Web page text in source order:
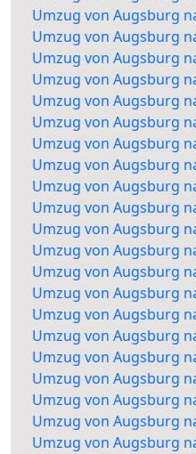
Umzug von Augsburg
Umzug von Augsburg
Umzug von Augsburg
Umzug von Augsburg
Umzug von Augsburg
Umzug von Augsburg
Umzug von Augsburg
Umzug von Augsburg
Umzug von Augsburg
Umzug von Augsburg
Umzug von Augsburg
Umzug von Augsburg
Umzug von Augsburg
Umzug von Augsburg
Umzug von Augsburg
Umzug von Augsburg
Umzug von Augsburg
Umzug von Augsburg
Umzug von Augsburg
Umzug von Augsburg
Umzug von Augsburg